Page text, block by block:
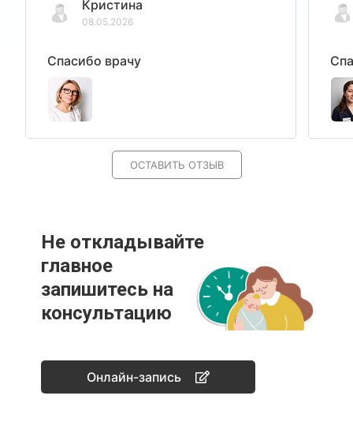
Кристина
08.05.2026
Спасибо врачу
ОСТАВИТЬ ОТЗЫВ
Не откладывайте
главное
запишитесь на
консультацию
Онлайн-запись